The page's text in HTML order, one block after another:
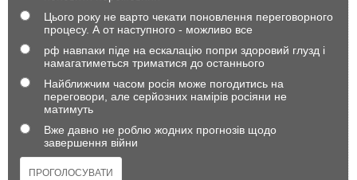
Цього року не варто чекати поновлення переговорного
процесу. А от наступного - можливо все
рф навпаки піде на ескалацію попри здоровий глузд і
намагатиметься триматися до останнього
Найближчим часом росія може погодитись на
переговори, але серйозних намірів росіяни не
матимуть
Вже давно не роблю жодних прогнозів щодо
завершення війни